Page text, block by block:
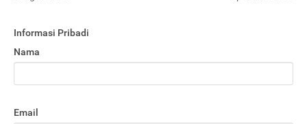
Informasi Pribadi
Nama
Email